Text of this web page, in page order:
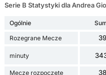
Serie B Statystyki dla Andrea
Ogólnie
Rozegrane Mecze
39
minuty
Mecze rozpoczęte 38